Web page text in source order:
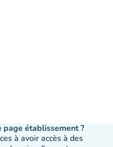
page établissement ?
à avoir accès à des